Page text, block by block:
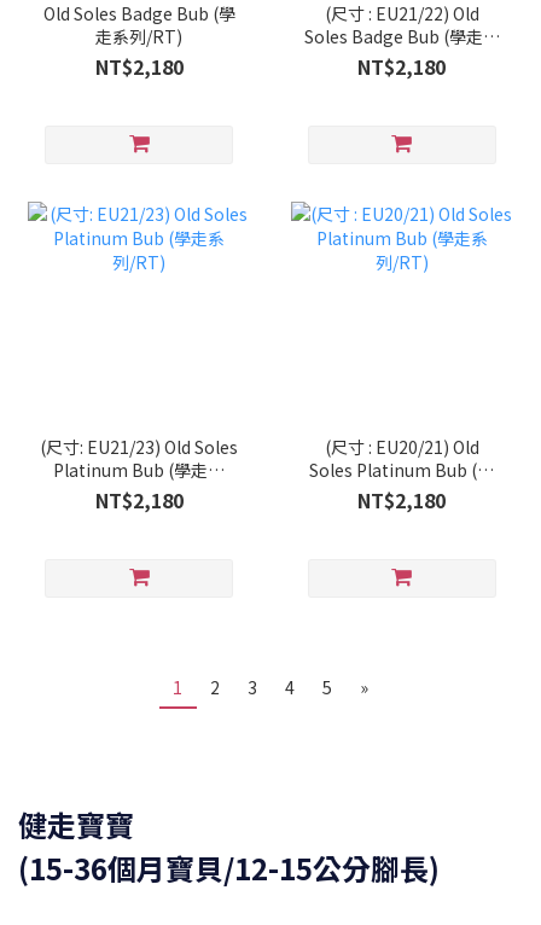
Old Soles Badge Bub (學
走系列/RT)
NT$2,180
(尺寸 : EU21/22) Old
Soles Badge Bub (學走系
列/RT)
NT$2,180
(尺寸: EU21/23) Old Soles
Platinum Bub (學走系
列/RT)
NT$2,180
(尺寸 : EU20/21) Old
Soles Platinum Bub (學
走系列/RT)
NT$2,180
1 2 3 4 5 »
健走寶寶
(15-36個月寶貝/12-15公分腳長)